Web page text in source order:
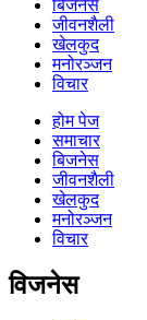
बिजनेस
जीवनशैली
खेलकुद
मनोरञ्जन
विचार
होम पेज
समाचार
बिजनेस
जीवनशैली
खेलकुद
मनोरञ्जन
विचार
विजनेस